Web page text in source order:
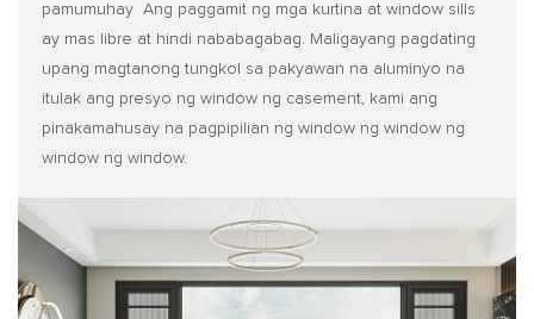
pamumuhay Ang paggamit ng mga kurtina at window sills
ay mas libre at hindi nababagabag. Maligayang pagdating
upang magtanong tungkol sa pakyawan na aluminyo na
itulak ang presyo ng window ng casement, kami ang
pinakamahusay na pagpipilian ng window ng window ng
window ng window.